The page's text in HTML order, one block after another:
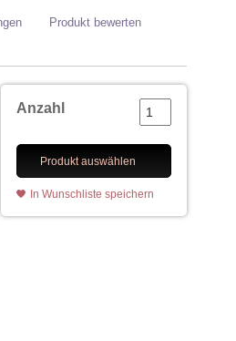
Produkt bewerten
Anzahl
Produkt auswählen
In Wunschliste speichern